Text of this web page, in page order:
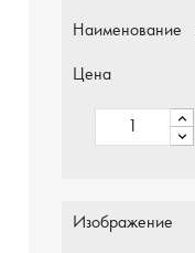
Наименование
Цена
Изображение